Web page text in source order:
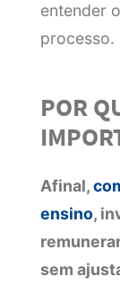
entender
processo.
POR
Afinal,
ensino,
sem